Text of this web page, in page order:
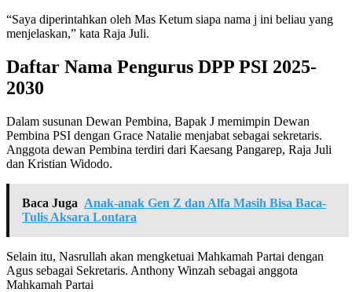
“Saya diperintahkan oleh Mas Ketum siapa nama j ini beliau yang
menjelaskan,” kata Raja Juli.
Daftar Nama Pengurus DPP PSI 2025-
2030
Dalam susunan Dewan Pembina, Bapak J memimpin Dewan
Pembina PSI dengan Grace Natalie menjabat sebagai sekretaris.
Anggota dewan Pembina terdiri dari Kaesang Pangarep, Raja Juli
dan Kristian Widodo.
Baca Juga Anak-anak Gen Z dan Alfa Masih Bisa Baca-
Tulis Aksara Lontara
Selain itu, Nasrullah akan mengketuai Mahkamah Partai dengan
Agus sebagai Sekretaris. Anthony Winzah sebagai anggota
Mahkamah Partai